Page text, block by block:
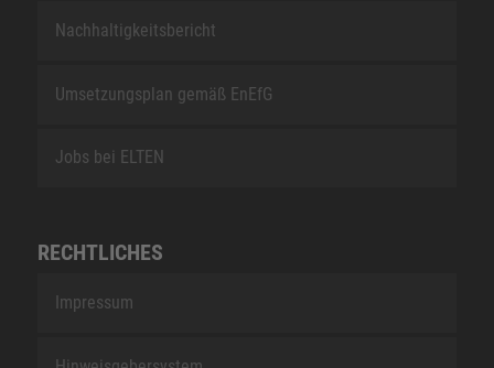
Nachhaltigkeitsbericht
Umsetzungsplan gemäß EnEfG
Jobs bei ELTEN
RECHTLICHES
Impressum